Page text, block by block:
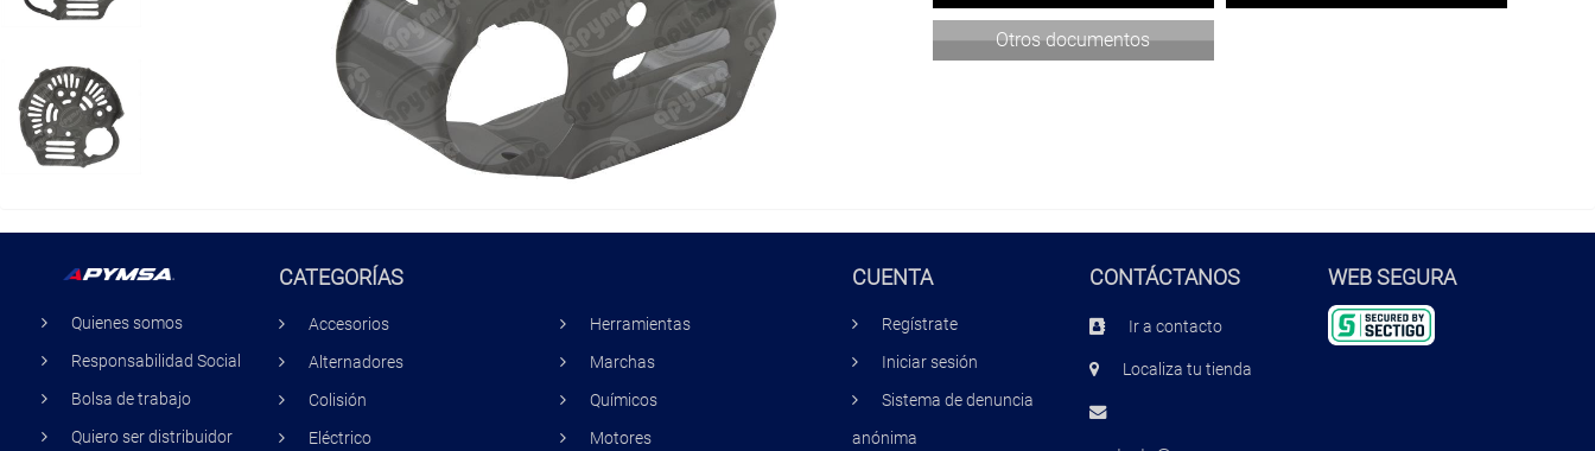
Otros documentos
Quienes somos
Responsabilidad Social
Bolsa de trabajo
Quiero ser distribuidor
CATEGORÍAS
Accesorios
Alternadores
Colisión
Eléctrico
Herramientas
Marchas
Químicos
Motores
CUENTA
Regístrate
Iniciar sesión
Sistema de denuncia
anónima
CONTÁCTANOS
Ir a contacto
Localiza tu tienda
WEB SEGURA